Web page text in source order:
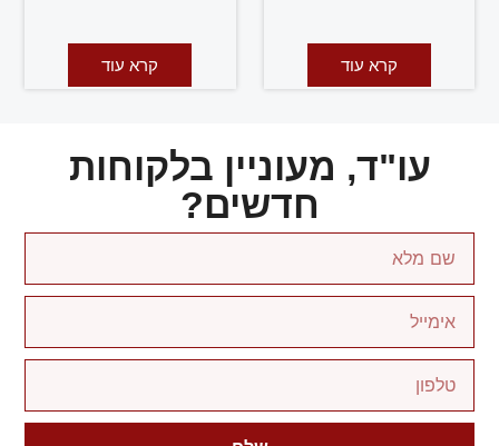
קרא עוד קרא עוד
עו"ד, מעוניין בלקוחות
חדשים?